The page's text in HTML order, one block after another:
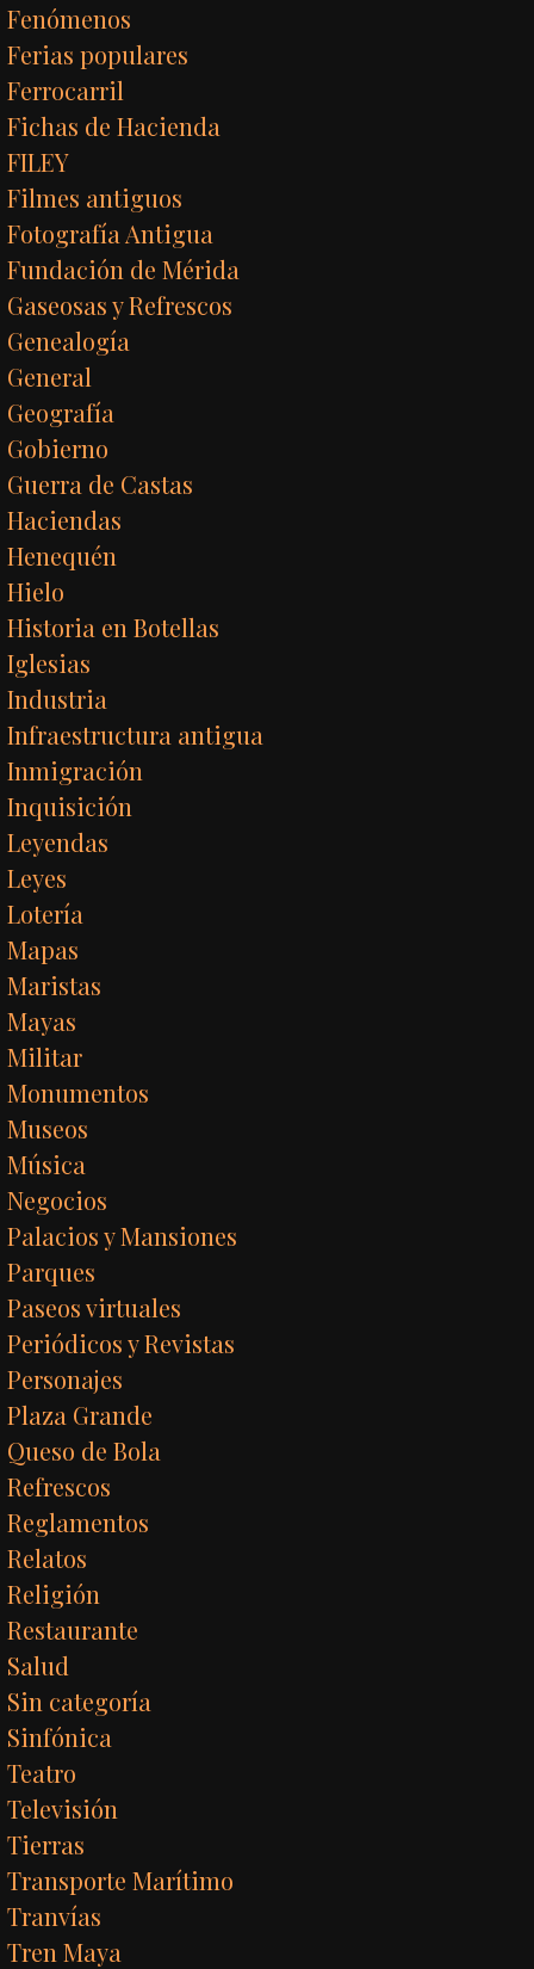
Fenómenos
Ferias populares
Ferrocarril
Fichas de Hacienda
FILEY
Filmes antiguos
Fotografía Antigua
Fundación de Mérida
Gaseosas y Refrescos
Genealogía
General
Geografía
Gobierno
Guerra de Castas
Haciendas
Henequén
Hielo
Historia en Botellas
Iglesias
Industria
Infraestructura antigua
Inmigración
Inquisición
Leyendas
Leyes
Lotería
Mapas
Maristas
Mayas
Militar
Monumentos
Museos
Música
Negocios
Palacios y Mansiones
Parques
Paseos virtuales
Periódicos y Revistas
Personajes
Plaza Grande
Queso de Bola
Refrescos
Reglamentos
Relatos
Religión
Restaurante
Salud
Sin categoría
Sinfónica
Teatro
Televisión
Tierras
Transporte Marítimo
Tranvías
Tren Maya